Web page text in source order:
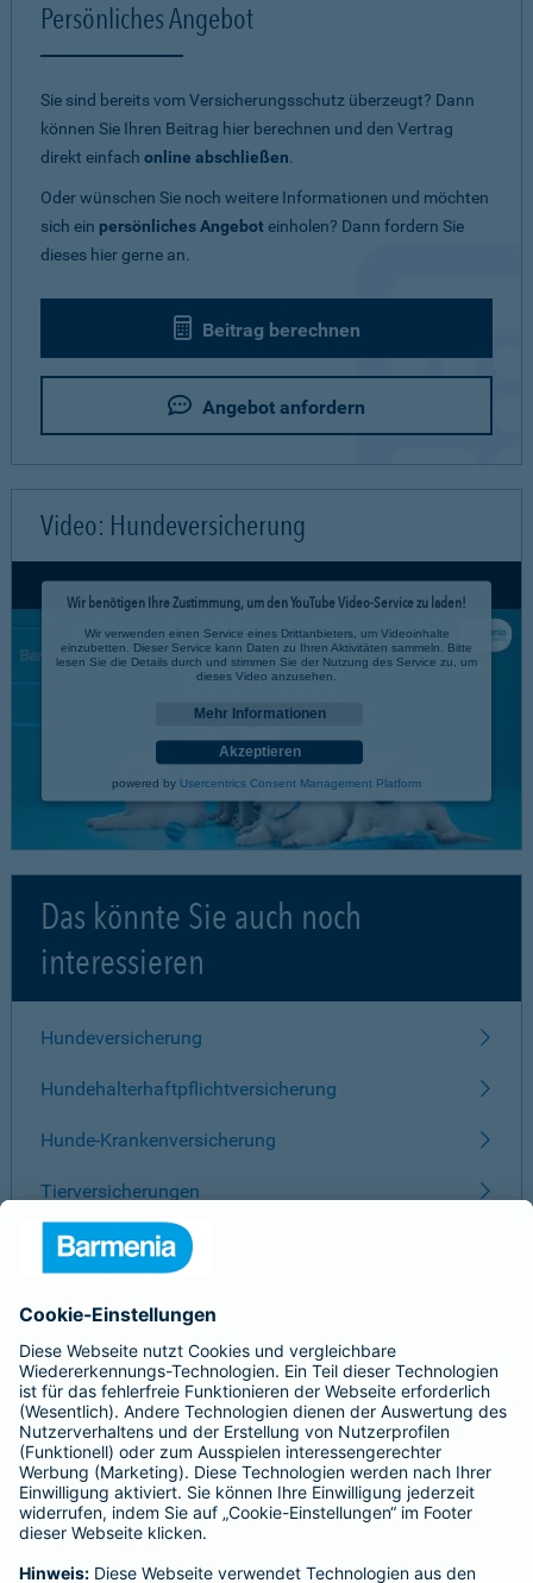
Persönliches Angebot
Sie sind bereits vom Versicherungsschutz überzeugt? Dann
können Sie Ihren Beitrag hier berechnen und den Vertrag
direkt einfach online abschließen.
Oder wünschen Sie noch weitere Informationen und möchten
sich ein persönliches Angeboteinholen? Dann fordern Sie
dieses hier gerne an.
Beitrag berechnen
Angebot anfordern
Video: Hundeversicherung
Wir benötigen Ihre Zustimmung, um den YouTube Video-Service zu laden!
Wir verwenden einen Service eines Drittanbieters, um Videoinhalte
einzubetten. Dieser Service kann Daten zu Ihren Aktivitäten sammeln. Bitte
lesen Sie die Details durch und stimmen Sie der Nutzung des Service zu, um
dieses Video anzusehen.
Mehr Informationen
Akzeptieren
powered by Usercentrics Consent Management Platform
Das könnte Sie auch noch
interessieren
Hundeversicherung
Hundehalterhaftpflichtversicherung
Hunde-Krankenversicherung
Tierversicherungen
ÜBER BARMENIA
Kontakt
Karriere
Presse
Unternehmen
Anfahrt
Affiliate-Partner werden
Barmenia ist Teil der BarmeniaGothaer